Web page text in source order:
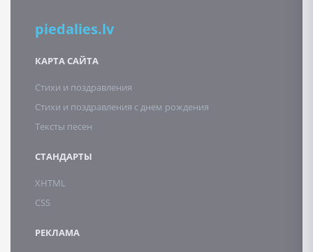
piedalies.lv
КАРТА САЙТА
Стихи и поздравления
Стихи и поздравления с днем рождения
Тексты песен
СТАНДАРТЫ
XHTML
CSS
РЕКЛАМА